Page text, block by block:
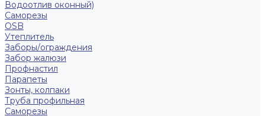
Водоотлив оконный)
Саморезы
OSB
Утеплитель
Заборы/ограждения
Забор жалюзи
Профнастил
Парапеты
Зонты, колпаки
Труба профильная
Саморезы